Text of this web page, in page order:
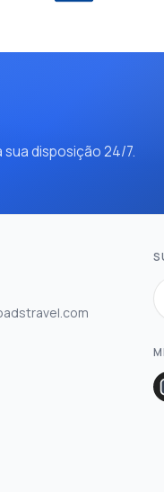
disposição 24/7.